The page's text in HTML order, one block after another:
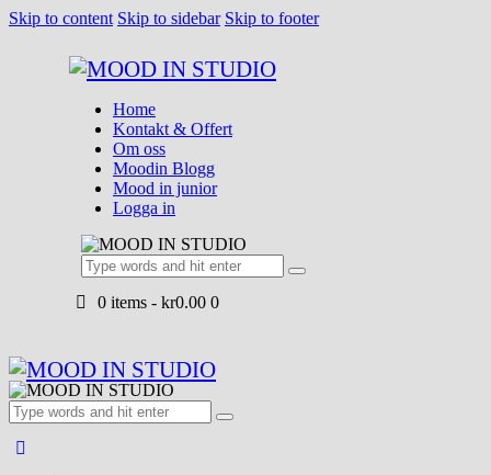
Skip to content Skip to sidebar Skip to footer
Home
Kontakt & Offert
Om oss
Moodin Blogg
Mood in junior
Logga in
0 items -kr0.00 0